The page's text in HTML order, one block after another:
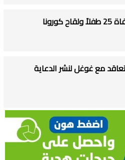
يتعاقد مع غوغل لنشر الدعاية